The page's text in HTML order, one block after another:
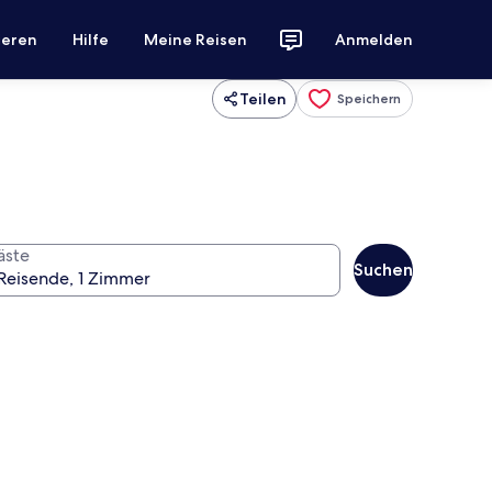
Hilfe Meine Reisen Anmelden
Teilen Speichern
Suchen